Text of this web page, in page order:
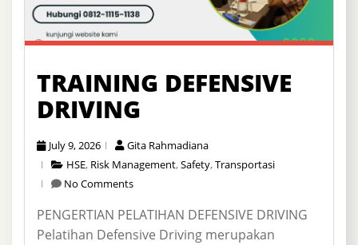
TRAINING DEFENSIVE
DRIVING
July 9, 2026
Gita Rahmadiana
HSE, Risk Management,Safety,Transportasi
No Comments
PENGERTIAN PELATIHAN DEFENSIVE DRIVING
Pelatihan Defensive Driving merupakan